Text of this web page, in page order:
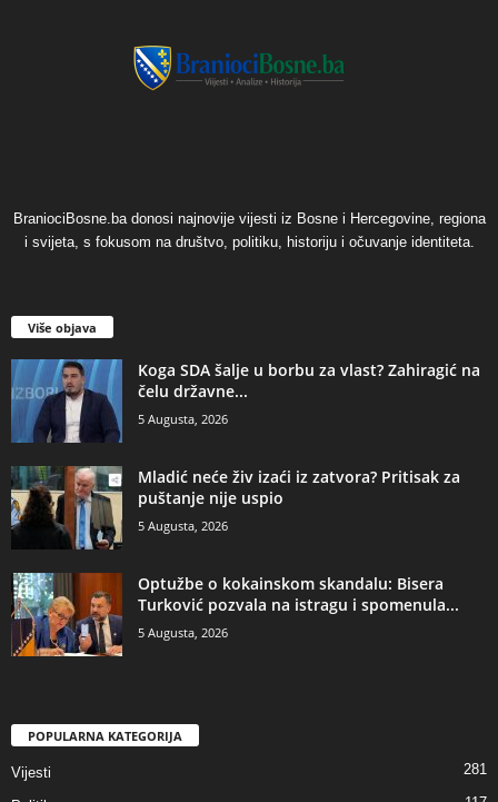
BraniociBosne.ba donosi najnovije vijesti iz Bosne i Hercegovine, regiona
i svijeta, s fokusom na društvo, politiku, historiju i očuvanje identiteta.
Više objava
​Koga SDA šalje u borbu za vlast? Zahiragić na
čelu državne...
5 Augusta, 2026
​Mladić neće živ izaći iz zatvora? Pritisak za
puštanje nije uspio
5 Augusta, 2026
​Optužbe o kokainskom skandalu: Bisera
Turković pozvala na istragu i spomenula...
5 Augusta, 2026
POPULARNA KATEGORIJA
Vijesti 281